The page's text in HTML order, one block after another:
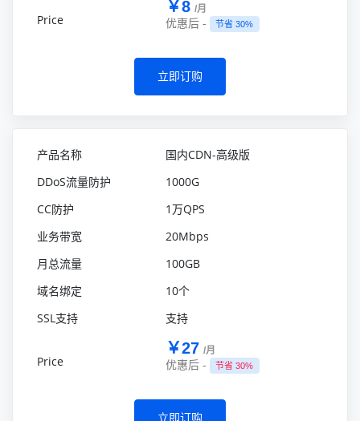
￥8 /月
优惠后 - 节省 30%
立即订购
国内CDN-高级版
1000G
1万QPS
20Mbps
100GB
10个
支持
￥27 /月
优惠后 - 节省 30%
立即订购